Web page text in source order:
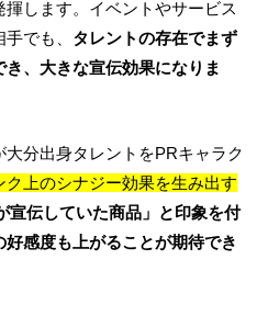
します。イベントやサービス
でも、 タレントの存在でまず
、大きな宣伝効果になりま
分出身タレントをPRキャラク
ク上のシナジー効果を生み出す
宣伝していた商品」と印象を付
感度も上がることが期待でき